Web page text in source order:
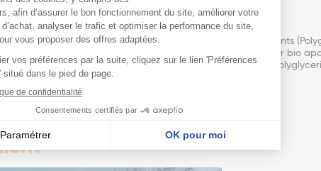
huile hydratante bio (helianthus annuus hybrid oil*), émulsiants
glycérine hydratante (Glycerin), eau de fleur d’oranger bio
Dicaprylyl carbonate, Oleic/ Linoleic/ Linolenic
Potassium sorbate), antioxydant naturel (Tocopherol).